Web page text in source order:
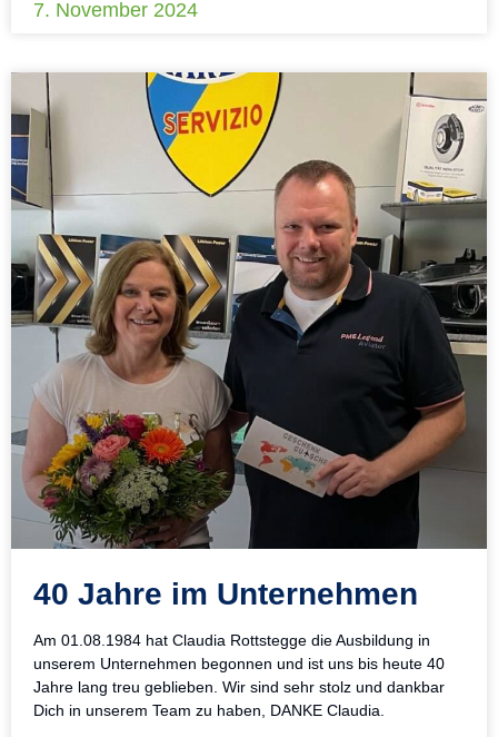
7. November 2024
40 Jahre im Unternehmen
Am 01.08.1984 hat Claudia Rottstegge die Ausbildung in
unserem Unternehmen begonnen und ist uns bis heute 40
Jahre lang treu geblieben. Wir sind sehr stolz und dankbar
Dich in unserem Team zu haben, DANKE Claudia.